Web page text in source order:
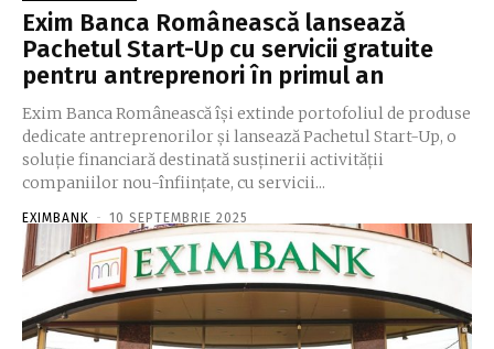
Exim Banca Românească lansează
Pachetul Start-Up cu servicii gratuite
pentru antreprenori în primul an
Exim Banca Românească îşi extinde portofoliul de produse
dedicate antreprenorilor şi lansează Pachetul Start-Up, o
soluţie financiară destinată susţinerii activităţii
companiilor nou-înfiinţate, cu servicii...
EXIMBANK - 10 SEPTEMBRIE 2025